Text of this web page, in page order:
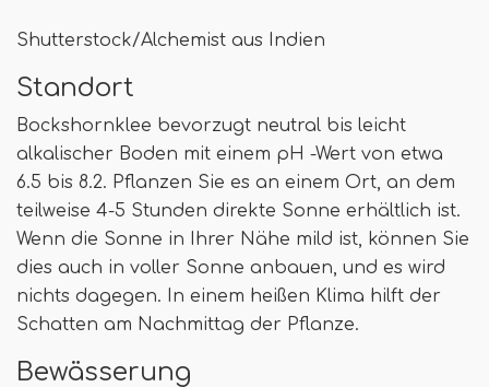
Shutterstock/Alchemist aus Indien
Standort
Bockshornklee bevorzugt neutral bis leicht
alkalischer Boden mit einem pH -Wert von etwa
6.5 bis 8.2. Pflanzen Sie es an einem Ort, an dem
teilweise 4-5 Stunden direkte Sonne erhältlich ist.
Wenn die Sonne in Ihrer Nähe mild ist, können Sie
dies auch in voller Sonne anbauen, und es wird
nichts dagegen. In einem heißen Klima hilft der
Schatten am Nachmittag der Pflanze.
Bewässerung